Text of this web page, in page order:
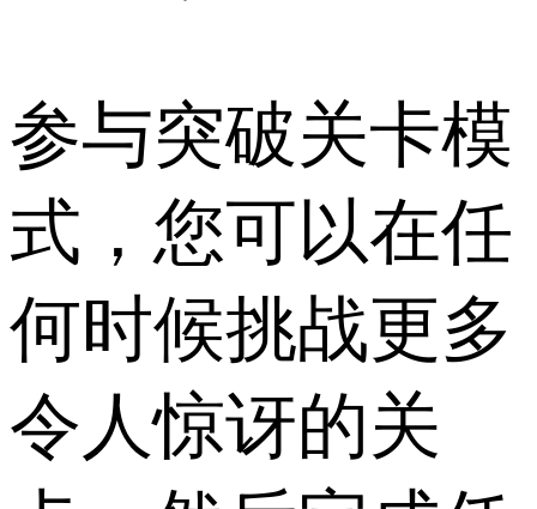
参与突破关卡模
式，您可以在任
何时候挑战更多
令人惊讶的关